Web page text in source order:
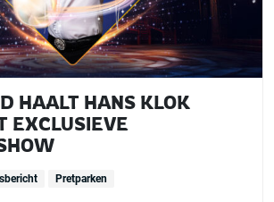
HAALT HANS KLOK
EXCLUSIEVE
Pretparken